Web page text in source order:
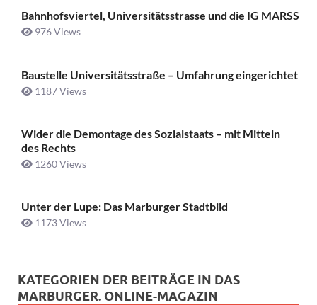
Bahnhofsviertel, Universitätsstrasse und die IG MARSS
976 Views
Baustelle Universitätsstraße ­– Umfahrung eingerichtet
1187 Views
Wider die Demontage des Sozialstaats – mit Mitteln
des Rechts
1260 Views
Unter der Lupe: Das Marburger Stadtbild
1173 Views
KATEGORIEN DER BEITRÄGE IN DAS
MARBURGER. ONLINE-MAGAZIN